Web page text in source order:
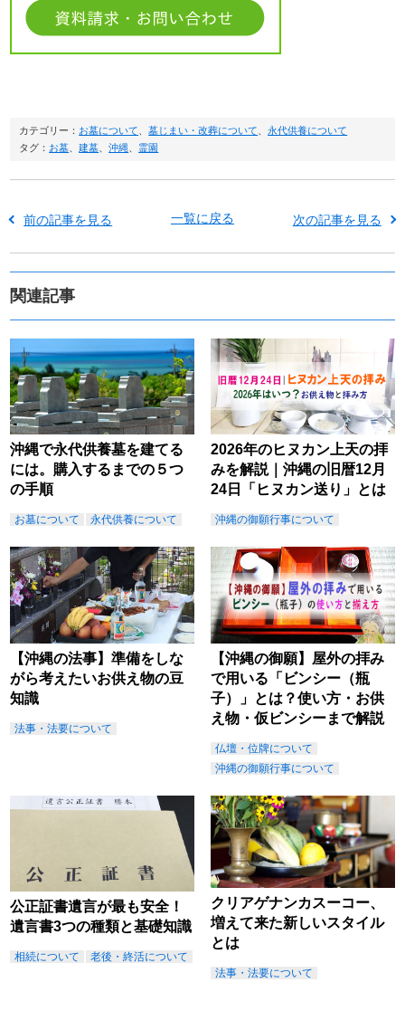
カテゴリー： お墓について 、墓じまい・改葬について 、永代供養について
タグ： お墓 、建墓 、沖縄 霊園
前の記事を見る 一覧に戻る 次の記事を見る
関連記事
沖縄で永代供養墓を建てる
には。購入するまでの５つ
の手順
お墓について 永代供養について
2026年のヒヌカン上天の拝
みを解説｜沖縄の旧暦12月
24日「ヒヌカン送り」とは
沖縄の御願行事について
【沖縄の法事】準備をしな
がら考えたいお供え物の豆
知識
法事・法要について
【沖縄の御願】屋外の拝み
で用いる「ビンシー（瓶
子）」とは？使い方・お供
え物・仮ビンシーまで解説
仏壇・位牌について
沖縄の御願行事について
公正証書遺言が最も安全！
遺言書3つの種類と基礎知識
相続について 老後・終活について
クリアゲナンカスーコー、
増えて来た新しいスタイル
とは
法事・法要について